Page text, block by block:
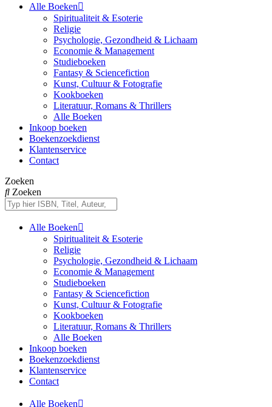
Alle Boeken
Spiritualiteit & Esoterie
Religie
Psychologie, Gezondheid & Lichaam
Economie & Management
Studieboeken
Fantasy & Sciencefiction
Kunst, Cultuur & Fotografie
Kookboeken
Literatuur, Romans & Thrillers
Alle Boeken
Inkoop boeken
Boekenzoekdienst
Klantenservice
Contact
Zoeken
Zoeken
Alle Boeken
Spiritualiteit & Esoterie
Religie
Psychologie, Gezondheid & Lichaam
Economie & Management
Studieboeken
Fantasy & Sciencefiction
Kunst, Cultuur & Fotografie
Kookboeken
Literatuur, Romans & Thrillers
Alle Boeken
Inkoop boeken
Boekenzoekdienst
Klantenservice
Contact
Alle Boeken